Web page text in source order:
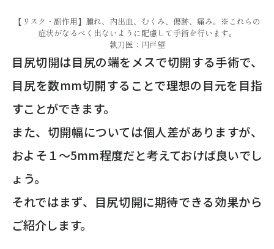
【リスク・副作用】腫れ、内出血、むくみ、傷跡、痛み。※これらの
症状がなるべく出ないように配慮して手術を行います。
執刀医：円戸望
目尻切開は目尻の端をメスで切開する手術で、
目尻を数mm切開することで理想の目元を目指
すことができます。
また、切開幅については個人差がありますが、
およそ１～5mm程度だと考えておけば良いでし
ょう。
それではまず、目尻切開に期待できる効果から
ご紹介します。